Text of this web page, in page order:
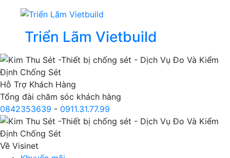
Triển Lãm Vietbuild
Hỗ Trợ Khách Hàng
Tổng đài chăm sóc khách hàng
0842353639 - 0911.31.77.99
Về Visinet